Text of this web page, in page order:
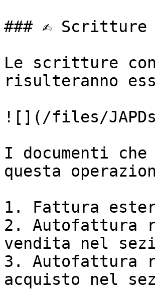
### ✍️
Le scritture
risulteranno
![](/files/
I documenti
questa
1. Fattura
2.
vendita nel
3.
acquisto nel